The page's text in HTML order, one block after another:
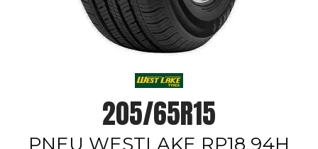
205/65R15
PNEU WESTLAKE RP18 94H